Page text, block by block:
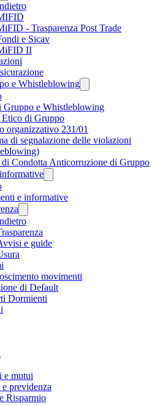
- Trasparenza Post Trade
e Sicav
II
e Whistleblowing
Gruppo e Whistleblowing
Etico di Gruppo
organizzativo 231/01
di segnalazione delle violazioni
Condotta Anticorruzione di Gruppo
e informative
e guide
movimenti
di Default
Dormienti
e mutui
previdenza
Risparmio